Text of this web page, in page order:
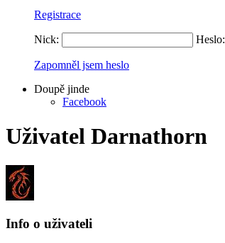
Registrace
Nick: Heslo:
Zapomněl jsem heslo
Doupě jinde
Facebook
Uživatel Darnathorn
Info o uživateli